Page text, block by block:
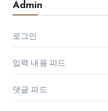
Admin
로그인
입력 내용 피드
댓글 피드